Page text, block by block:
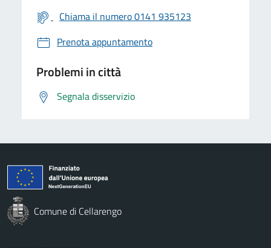
Chiama il numero 0141 935123
Prenota appuntamento
Problemi in città
Segnala disservizio
Comune di Cellarengo